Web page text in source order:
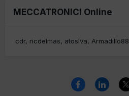
MECCATRONICI Online
cdr ricdelmas atoslva Armadillo88